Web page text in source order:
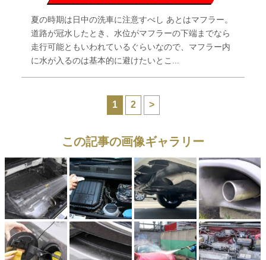
夏の時期は日中の洗車に注意すべし あとはマフラー。
道路が冠水したとき、水位がマフラーの下端までなら
走行可能ともいわれているぐらいなので、マフラー内
に水が入るのは基本的に避けたいとこ...
1 2 >
この記事の画像ギャラリー